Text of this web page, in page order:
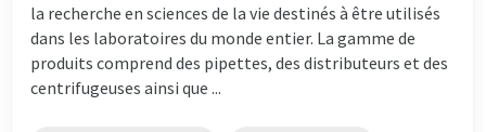
la recherche en sciences de la vie destinés à être utilisés
dans les laboratoires du monde entier. La gamme de
produits comprend des pipettes, des distributeurs et des
centrifugeuses ainsi que ...